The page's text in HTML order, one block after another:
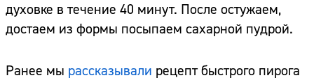
духовке в течение 40 минут. После остужаем,
достаем из формы посыпаем сахарной пудрой.
Ранее мы рассказывали рецепт быстрого пирога